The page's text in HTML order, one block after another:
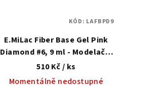
E.MiLac Fiber Base Gel Pink
Diamond #6, 9 ml - Modelační
báze se zpevňujícím
syntetickým vláknem
510 Kč/ ks
Momentálně nedostupné
KÓD: LAFBPD9